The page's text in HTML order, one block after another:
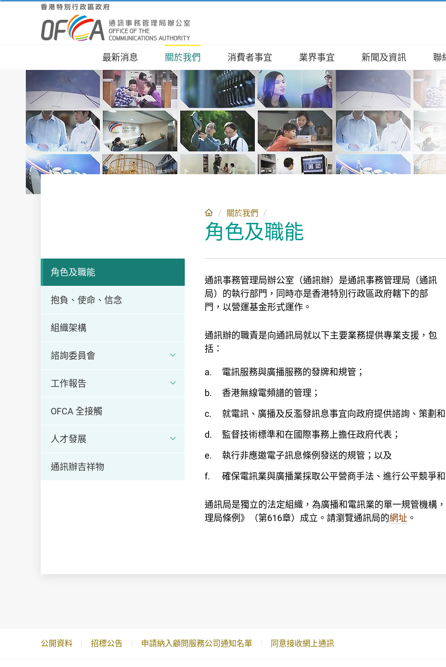
最新消息 關於我們
關於我們
角色及職能
抱負、使命、信念
組織架構
諮詢委員會
工作報告
人才發展
通訊辦吉祥物
消費者事宜
消費者事宜
通訊辦提醒你
精明用家錦囊
資訊廊
營辦商資訊
實用工具
業界事宜
業界事宜
規管及牌照事宜
業界焦點
基建服務
無線電頻譜
標準
新聞及資訊
新聞及資訊
新聞公報
統計數字及資料
通訊事務便覽
里程碑
文章、演辭及資料
聯
聯絡我們
公眾查詢及投訴
傳媒查詢
不同種族人士支援服務
電子申請表/ 服
務
舉報 / 投訴
網上查詢
網上證書服務
網上牌照服務
網上許可證服務
同意 / 取消接收網上通訊或其他電子訊
關於我們
角色及職能
角色及職能
抱負、使命、信念
組織架構
諮詢委員會
工作報告
OFCA 全接觸
人才發展
通訊辦吉祥物
通訊事務管理局辦公室（通訊辦）是通訊事務管理局（通訊
局）的執行部門，同時亦是香港特別行政區政府轄下的部
門，以營運基金形式運作。
通訊辦的職責是向通訊局就以下主要業務提供專業支援，包
括：
電訊服務與廣播服務的發牌和規管；
香港無線電頻譜的管理；
就電訊、廣播及反濫發訊息事宜向政府提供諮詢、策劃和
監督技術標準和在國際事務上擔任政府代表；
執行非應邀電子訊息條例發送的規管；以及
確保電訊業與廣播業採取公平營商手法、進行公平競爭
通訊局是獨立的法定組織，為廣播和電訊業的單一規管機構
理局條例》（第616章）成立。請瀏覽通訊局的網址 。
公開資料 招標公告 申請納入顧問服務公司通知名單 同意接收網上通訊